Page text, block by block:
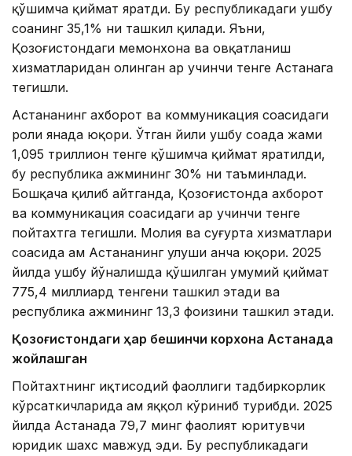
қўшимча қиймат яратди. Бу республикадаги ушбу
соҳанинг 35,1% ни ташкил қилади. Яъни,
Қозоғистондаги меҳмонхона ва овқатланиш
хизматларидан олинган ҳар учинчи тенге Астанага
тегишли.
Астананинг ахборот ва коммуникация соҳасидаги
роли янада юқори. Ўтган йили ушбу соҳада жами
1,095 триллион тенге қўшимча қиймат яратилди,
бу республика ҳажмининг 30% ни таъминлади.
Бошқача қилиб айтганда, Қозоғистонда ахборот
ва коммуникация соҳасидаги ҳар учинчи тенге
пойтахтга тегишли. Молия ва суғурта хизматлари
соҳасида ҳам Астананинг улуши анча юқори. 2025
йилда ушбу йўналишда қўшилган умумий қиймат
775,4 миллиард тенгени ташкил этади ва
республика ҳажмининг 13,3 фоизини ташкил этади.
Қозоғистондаги ҳар бешинчи корхона Астанада
жойлашган
Пойтахтнинг иқтисодий фаоллиги тадбиркорлик
кўрсаткичларида ҳам яққол кўриниб турибди. 2025
йилда Астанада 79,7 минг фаолият юритувчи
юридик шахс мавжуд эди. Бу республикадаги